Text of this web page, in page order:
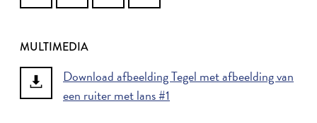
MULTIMEDIA
Download afbeelding Tegel met afbeelding van
een ruiter met lans #1